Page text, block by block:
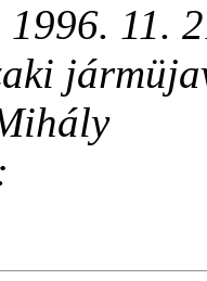
11.